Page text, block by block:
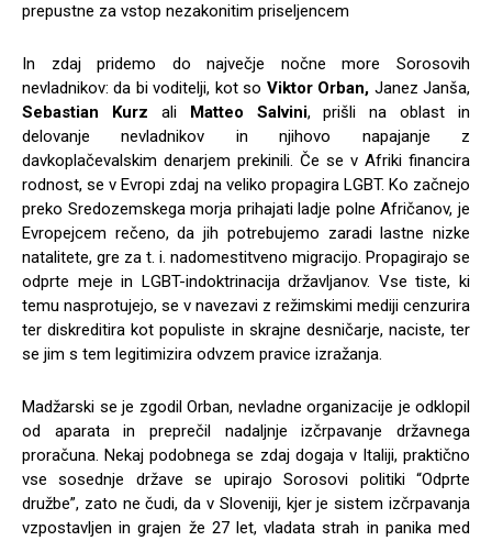
prepustne za vstop nezakonitim priseljencem
In zdaj pridemo do največje nočne more Sorosovih
nevladnikov: da bi voditelji, kot so Viktor Orban, Janez Janša,
Sebastian Kurz ali Matteo Salvini, prišli na oblast in
delovanje nevladnikov in njihovo napajanje z
davkoplačevalskim denarjem prekinili. Če se v Afriki financira
rodnost, se v Evropi zdaj na veliko propagira LGBT. Ko začnejo
preko Sredozemskega morja prihajati ladje polne Afričanov, je
Evropejcem rečeno, da jih potrebujemo zaradi lastne nizke
natalitete, gre za t. i. nadomestitveno migracijo. Propagirajo se
odprte meje in LGBT-indoktrinacija državljanov. Vse tiste, ki
temu nasprotujejo, se v navezavi z režimskimi mediji cenzurira
ter diskreditira kot populiste in skrajne desničarje, naciste, ter
se jim s tem legitimizira odvzem pravice izražanja.
Madžarski se je zgodil Orban, nevladne organizacije je odklopil
od aparata in preprečil nadaljnje izčrpavanje državnega
proračuna. Nekaj podobnega se zdaj dogaja v Italiji, praktično
vse sosednje države se upirajo Sorosovi politiki “Odprte
družbe”, zato ne čudi, da v Sloveniji, kjer je sistem izčrpavanja
vzpostavljen in grajen že 27 let, vladata strah in panika med